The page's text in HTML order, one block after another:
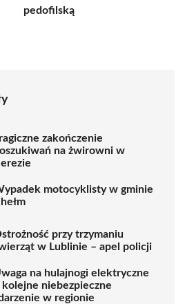
pedofilską
zakończenie
na żwirowni w
motocyklisty w gminie
przy trzymaniu
w Lublinie – apel policji
na hulajnogi elektryczne
kolejne niebezpieczne
w regionie